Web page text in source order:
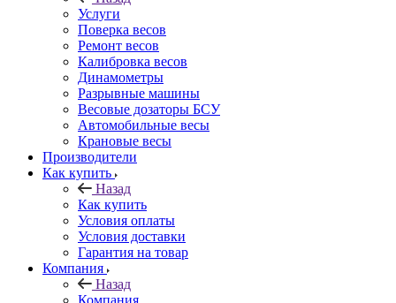
Услуги
Поверка весов
Ремонт весов
Калибровка весов
Динамометры
Разрывные машины
Весовые дозаторы БСУ
Автомобильные весы
Крановые весы
Производители
Как купить
Назад
Как купить
Условия оплаты
Условия доставки
Гарантия на товар
Компания
Назад
Компания